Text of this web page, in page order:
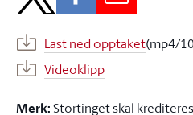
Last ned opptaket(mp4/
Videoklipp
Merk:Stortinget skal